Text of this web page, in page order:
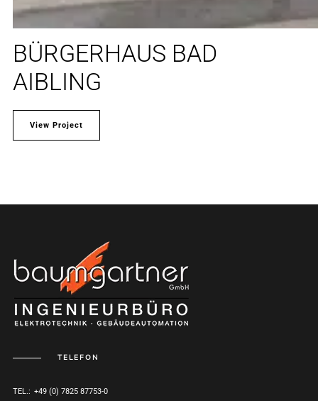
BÜRGERHAUS BAD
AIBLING
View Project
TELEFON
TEL.: +49 (0) 7825 87753-0